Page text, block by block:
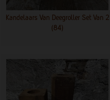
Kandelaars Van Deegroller Set Van 2
(84)